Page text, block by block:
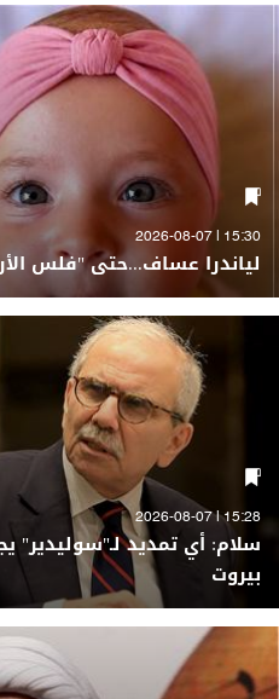
15:30 | 2026-08-07
لياندرا عساف...حتى "فلس
15:28 | 2026-08-07
سلام: أي تمديد لـ"سوليدير"
بيروت